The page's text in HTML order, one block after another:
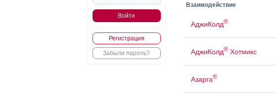
Регистрация
Забыли пароль?
Взаимодействие
АджиКолд®
АджиКолд®Хотмикс
Азарга®